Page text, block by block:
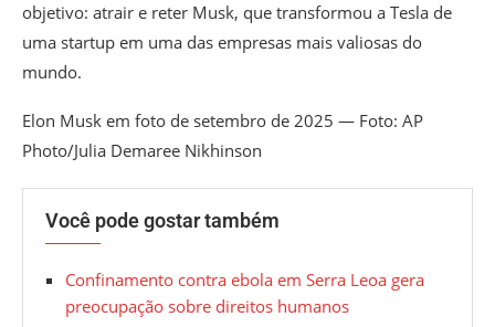
objetivo: atrair e reter Musk, que transformou a Tesla de
uma startup em uma das empresas mais valiosas do
mundo.
Elon Musk em foto de setembro de 2025 — Foto: AP
Photo/Julia Demaree Nikhinson
Você pode gostar também
Confinamento contra ebola em Serra Leoa gera
preocupação sobre direitos humanos